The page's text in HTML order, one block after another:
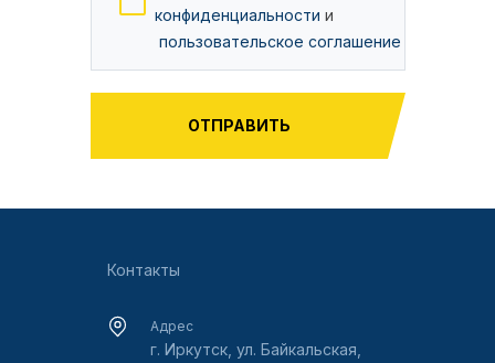
конфиденциальности и
пользовательское соглашение
Контакты
Адрес
г. Иркутск, ул. Байкальская,